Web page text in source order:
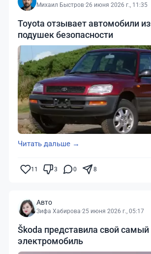
Михаил Быстров·26 июня 2026 г., 11:35
Toyota отзывает автомобили
подушек безопасности
Читать дальше →
11 3 0 8
Авто
Зифа Хабирова·25 июня 2026 г., 05:17
Škoda представила свой
электромобиль